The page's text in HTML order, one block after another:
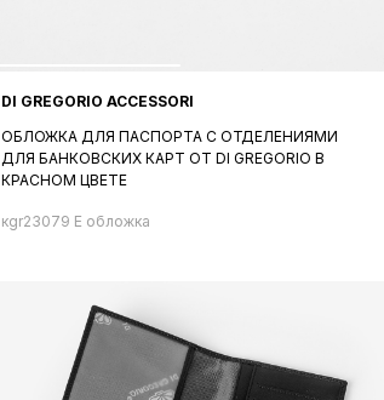
DI GREGORIO ACCESSORI
ОБЛОЖКА ДЛЯ ПАСПОРТА C ОТДЕЛЕНИЯМИ
ДЛЯ БАНКОВСКИХ КАРТ ОТ DI GREGORIO В
КРАСНОМ ЦВЕТЕ
кgr23079 E обложка